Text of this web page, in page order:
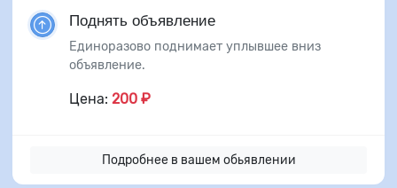
Поднять объявление
Единоразово поднимает уплывшее вниз
объявление.
Цена: 200 ₽
Подробнее в вашем обьявлении